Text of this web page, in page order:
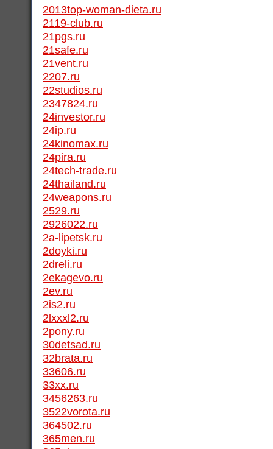
2013top-woman-dieta.ru
2119-club.ru
21pgs.ru
21safe.ru
21vent.ru
2207.ru
22studios.ru
2347824.ru
24investor.ru
24ip.ru
24kinomax.ru
24pira.ru
24tech-trade.ru
24thailand.ru
24weapons.ru
2529.ru
2926022.ru
2a-lipetsk.ru
2doyki.ru
2dreli.ru
2ekagevo.ru
2ev.ru
2is2.ru
2lxxxl2.ru
2pony.ru
30detsad.ru
32brata.ru
33606.ru
33xx.ru
3456263.ru
3522vorota.ru
364502.ru
365men.ru